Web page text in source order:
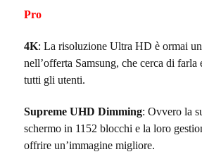
Pro
4K: La risoluzione Ultra HD è ormai
nell’offerta Samsung, che cerca di farla
tutti gli utenti.
Supreme UHD Dimming: Ovvero la
schermo in 1152 blocchi e la loro
offrire un’immagine migliore.